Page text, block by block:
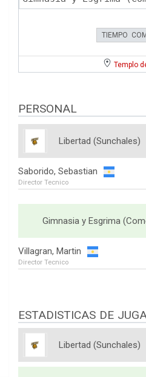
TIEMPO
Templo
PERSONAL
Libertad (Sunchales)
Saborido, Sebastian
Director Tecnico
Gimnasia y Esgrima
Villagran, Martin
Director Tecnico
ESTADISTICAS DE
Libertad (Sunchales)